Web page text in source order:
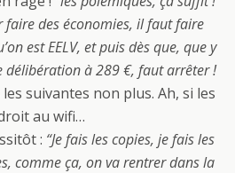
faire des économies, il faut faire
est EELV, et puis dès que, que y
délibération à 289 €, faut arrêter !
les suivantes non plus. Ah, si les
au wifi…
: “Je fais les copies, je fais les
comme ça, on va rentrer dans la